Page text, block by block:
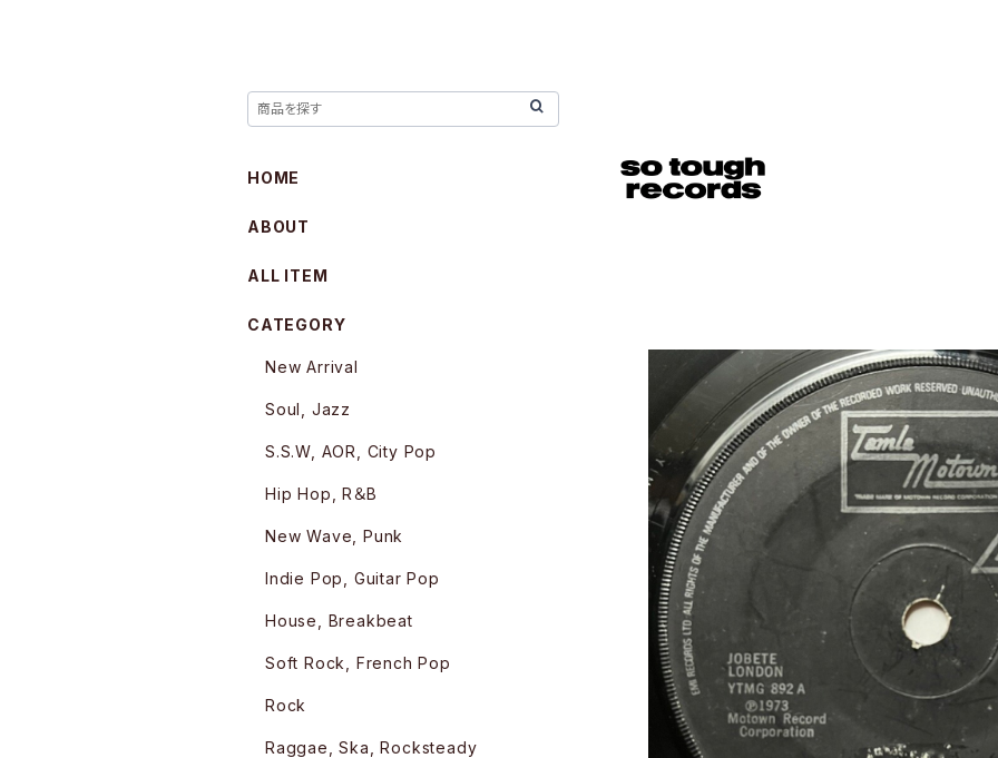
HOME
ABOUT
ALL ITEM
CATEGORY
New Arrival
Soul, Jazz
S.S.W, AOR, City Pop
Hip Hop, R＆B
New Wave, Punk
Indie Pop, Guitar Pop
House, Breakbeat
Soft Rock, French Pop
Rock
Raggae, Ska, Rocksteady